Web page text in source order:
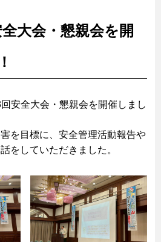
大会・懇親会を開
安全大会・懇親会を開催しまし
を目標に、安全管理活動報告や
をしていただきました。